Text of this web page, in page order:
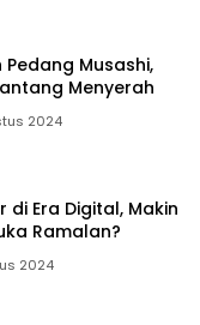
Musashi,
Menyerah
2024
di Era Digital, Makin
Ramalan?
2024